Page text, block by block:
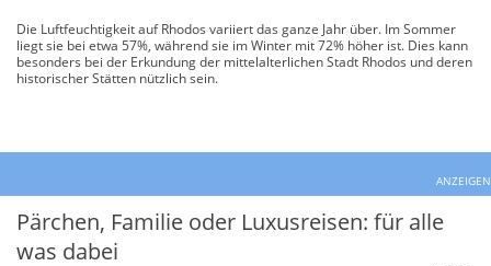
Die Luftfeuchtigkeit auf Rhodos variiert das ganze Jahr über. Im Sommer
liegt sie bei etwa 57%, während sie im Winter mit 72% höher ist. Dies kann
besonders bei der Erkundung der mittelalterlichen Stadt Rhodos und deren
historischer Stätten nützlich sein.
ANZEIGEN
Pärchen, Familie oder Luxusreisen: für alle
was dabei